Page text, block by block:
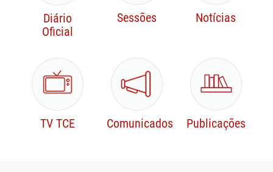
Legislação e normas
Diário
Oficial
Sessões Notícias
TV TCE Comunicados Publicações